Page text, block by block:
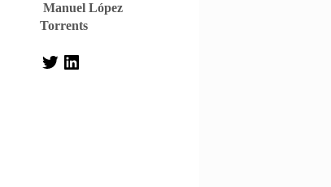
Manuel López
Torrents